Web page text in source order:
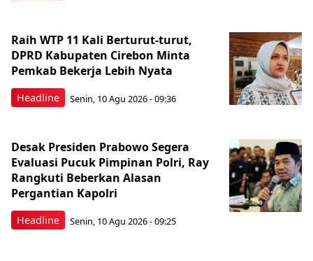
Headline
Raih WTP 11 Kali Berturut-turut,
DPRD Kabupaten Cirebon Minta
Pemkab Bekerja Lebih Nyata
Senin, 10 Agu 2026 - 09:36
Headline
Desak Presiden Prabowo Segera
Evaluasi Pucuk Pimpinan Polri, Ray
Rangkuti Beberkan Alasan
Pergantian Kapolri
Senin, 10 Agu 2026 - 09:25